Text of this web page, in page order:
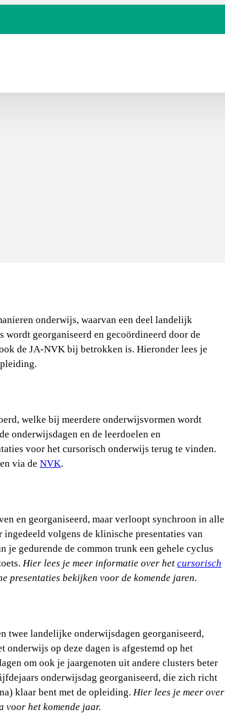
onderwijs, waarvan een deel landelijk
wordt georganiseerd en gecoördineerd door de
de JA-NVK bij betrokken is. Hieronder lees je
welke bij meerdere onderwijsvormen wordt
onderwijsdagen en de leerdoelen en
voor het cursorisch onderwijs terug te vinden.
via de NVK.
en georganiseerd, maar verloopt synchroon in alle
volgens de klinische presentaties van
je gedurende de common trunk een gehele cyclus
Hier lees je meer informatie over het cursorisch
presentaties bekijken voor de komende jaren.
twee landelijke onderwijsdagen georganiseerd,
op deze dagen is afgestemd op het
om ook je jaargenoten uit andere clusters beter
onderwijsdag georganiseerd, die zich richt
klaar bent met de opleiding. Hier lees je meer over
voor het komende jaar.